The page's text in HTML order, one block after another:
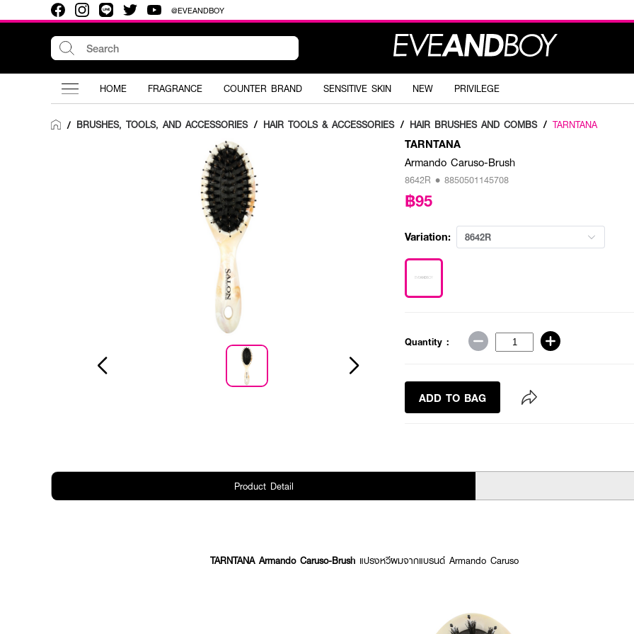
@EVEANDBOY
HOME FRAGRANCE COUNTER BRAND SENSITIVE SKIN NEW PRIVILEGE
/ BRUSHES, TOOLS, AND ACCESSORIES / HAIR TOOLS & ACCESSORIES / HAIR BRUSHES AND COMBS / TARNTANA
TARNTANA
Armando Caruso-Brush
8642R • 8850501145708
฿95
Variation: 8642R
Quantity :
ADD TO BAG
Product Detail
TARNTANA Armando Caruso-Brush แปรงหวีผมจากแบรนด์ Armando Caruso